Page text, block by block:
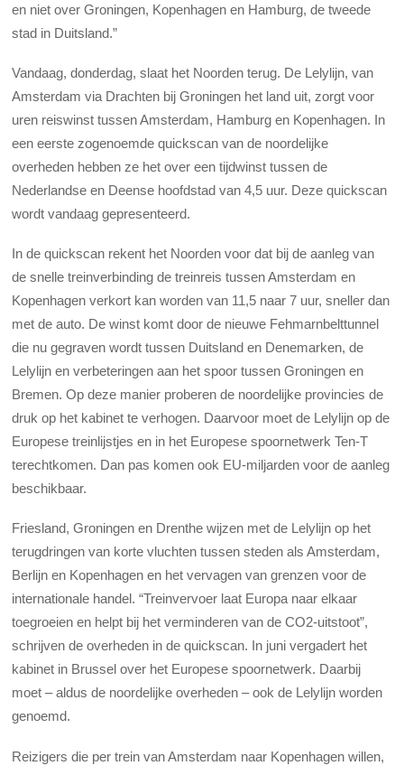
en niet over Groningen, Kopenhagen en Hamburg, de tweede
stad in Duitsland.”
Vandaag, donderdag, slaat het Noorden terug. De Lelylijn, van
Amsterdam via Drachten bij Groningen het land uit, zorgt voor
uren reiswinst tussen Amsterdam, Hamburg en Kopenhagen. In
een eerste zogenoemde quickscan van de noordelijke
overheden hebben ze het over een tijdwinst tussen de
Nederlandse en Deense hoofdstad van 4,5 uur. Deze quickscan
wordt vandaag gepresenteerd.
In de quickscan rekent het Noorden voor dat bij de aanleg van
de snelle treinverbinding de treinreis tussen Amsterdam en
Kopenhagen verkort kan worden van 11,5 naar 7 uur, sneller dan
met de auto. De winst komt door de nieuwe Fehmarnbelttunnel
die nu gegraven wordt tussen Duitsland en Denemarken, de
Lelylijn en verbeteringen aan het spoor tussen Groningen en
Bremen. Op deze manier proberen de noordelijke provincies de
druk op het kabinet te verhogen. Daarvoor moet de Lelylijn op de
Europese treinlijstjes en in het Europese spoornetwerk Ten-T
terechtkomen. Dan pas komen ook EU-miljarden voor de aanleg
beschikbaar.
Friesland, Groningen en Drenthe wijzen met de Lelylijn op het
terugdringen van korte vluchten tussen steden als Amsterdam,
Berlijn en Kopenhagen en het vervagen van grenzen voor de
internationale handel. “Treinvervoer laat Europa naar elkaar
toegroeien en helpt bij het verminderen van de CO2-uitstoot”,
schrijven de overheden in de quickscan. In juni vergadert het
kabinet in Brussel over het Europese spoornetwerk. Daarbij
moet – aldus de noordelijke overheden – ook de Lelylijn worden
genoemd.
Reizigers die per trein van Amsterdam naar Kopenhagen willen,